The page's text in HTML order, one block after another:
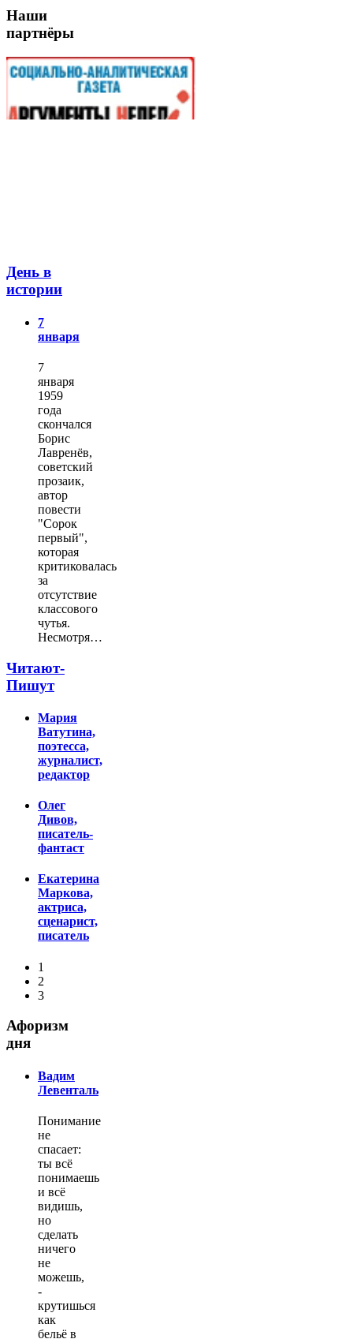
Наши
партнёры
День в
истории
7
января
7
января
1959
года
скончался
Борис
Лавренёв,
советский
прозаик,
автор
повести
"Сорок
первый",
которая
критиковалась
за
отсутствие
классового
чутья.
Несмотря…
Читают-
Пишут
Мария
Ватутина,
поэтесса,
журналист,
редактор
Олег
Дивов,
писатель-
фантаст
Екатерина
Маркова,
актриса,
сценарист,
писатель
1
2
3
Афоризм
дня
Вадим
Левенталь
Понимание
не
спасает:
ты всё
понимаешь
и всё
видишь,
но
сделать
ничего
не
можешь,
-
крутишься
как
бельё в